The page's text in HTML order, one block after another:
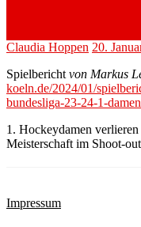
Claudia Hoppen 20.
Spielbericht von Markus
koeln.de/2024/01/
bundesliga-23-24-1-
1. Hockeydamen
Meisterschaft im Shoot-out
Impressum